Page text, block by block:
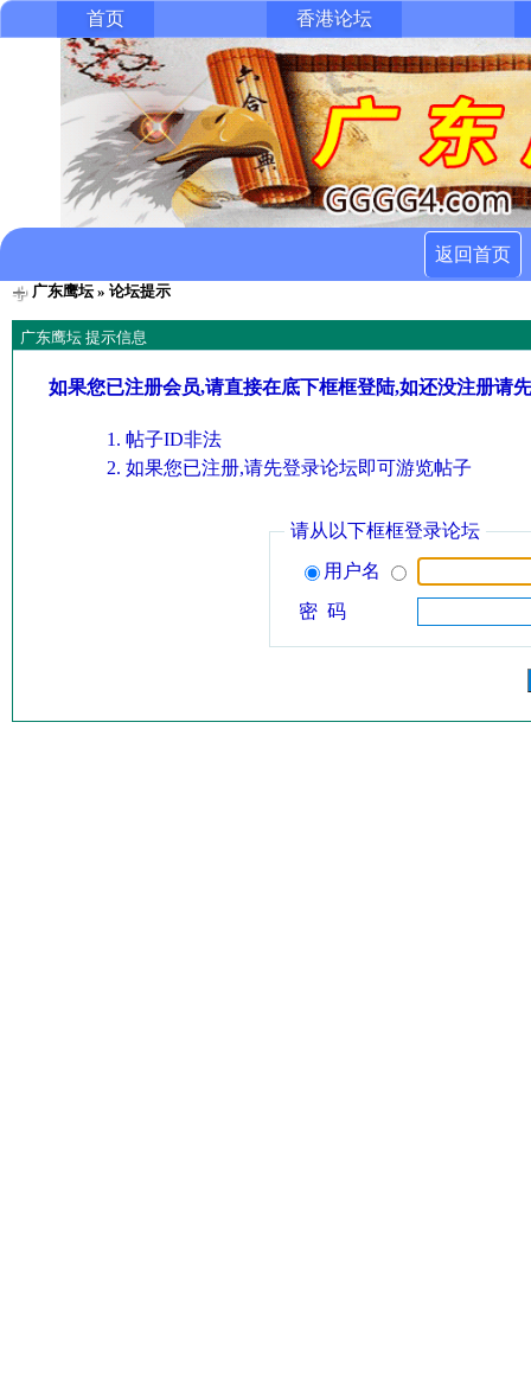
首页 香港论坛
返回首页
广东鹰坛» 论坛提示
广东鹰坛 提示信息
如果您已注册会员,请直接在底下框框登陆,如还没注册请
帖子ID非法
如果您已注册,请先登录论坛即可游览帖子
请从以下框框登录论坛
用户名
密 码